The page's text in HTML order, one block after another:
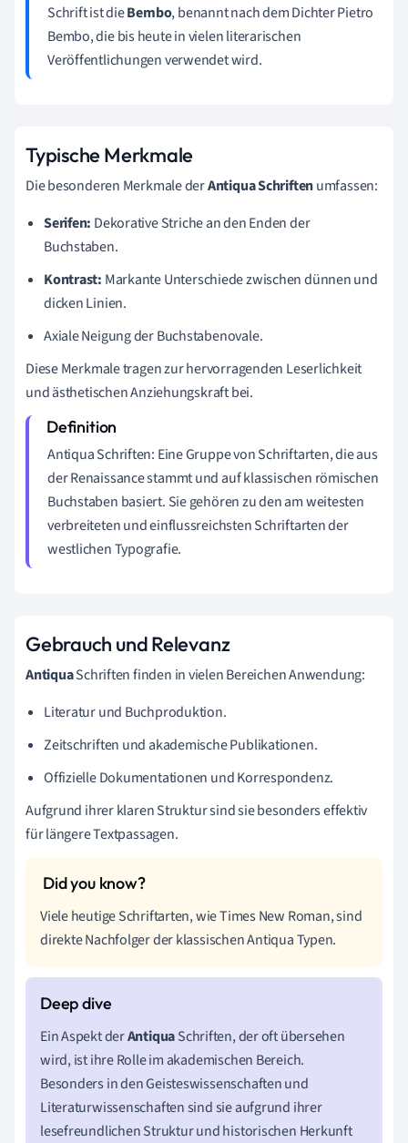
Schrift ist dieBembo, benannt nach dem Dichter Pietro
Bembo, die bis heute in vielen literarischen
Veröffentlichungen verwendet wird.
Typische Merkmale
Die besonderen Merkmale derAntiqua Schriftenumfassen:
Serifen: Dekorative Striche an den Enden der
Buchstaben.
Kontrast: Markante Unterschiede zwischen dünnen und
dicken Linien.
Axiale Neigung der Buchstabenovale.
Diese Merkmale tragen zur hervorragenden Leserlichkeit
und ästhetischen Anziehungskraft bei.
Antiqua Schriften: Eine Gruppe von Schriftarten, die aus
der Renaissance stammt und auf klassischen römischen
Buchstaben basiert. Sie gehören zu den am weitesten
verbreiteten und einflussreichsten Schriftarten der
westlichen Typografie.
Gebrauch und Relevanz
AntiquaSchriften finden in vielen Bereichen Anwendung:
Literatur und Buchproduktion.
Zeitschriften und akademische Publikationen.
Offizielle Dokumentationen und Korrespondenz.
Aufgrund ihrer klaren Struktur sind sie besonders effektiv
für längere Textpassagen.
Viele heutige Schriftarten, wie Times New Roman, sind
direkte Nachfolger der klassischen Antiqua Typen.
Ein Aspekt derAntiquaSchriften, der oft übersehen
wird, ist ihre Rolle im akademischen Bereich.
Besonders in den Geisteswissenschaften und
Literaturwissenschaften sind sie aufgrund ihrer
lesefreundlichen Struktur und historischen Herkunft